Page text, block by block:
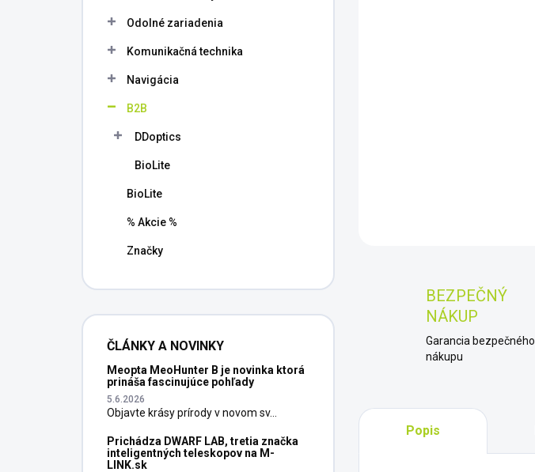
Odolné zariadenia
Komunikačná technika
Navigácia
B2B
DDoptics
BioLite
BioLite
% Akcie %
Značky
ČLÁNKY A NOVINKY
Meopta MeoHunter B je novinka ktorá
prináša fascinujúce pohľady
5.6.2026
Objavte krásy prírody v novom sv...
Prichádza DWARF LAB, tretia značka
inteligentných teleskopov na M-
LINK.sk
BEZPEČNÝ
NÁKUP
Garancia bezpečného
nákupu
Popis